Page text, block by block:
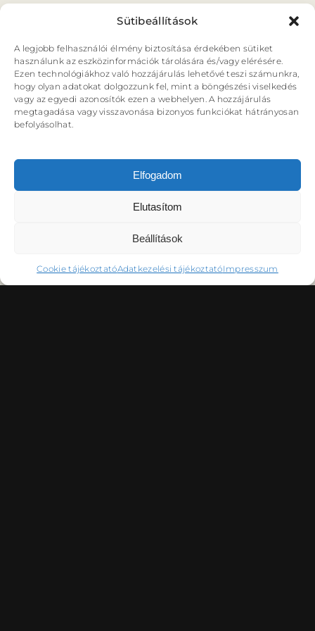
Sütibeállítások
A legjobb felhasználói élmény biztosítása érdekében sütiket
használunk az eszközinformációk tárolására és/vagy elérésére.
Ezen technológiákhoz való hozzájárulás lehetővé teszi számunkra,
hogy olyan adatokat dolgozzunk fel, mint a böngészési viselkedés
vagy az egyedi azonosítók ezen a webhelyen. A hozzájárulás
megtagadása vagy visszavonása bizonyos funkciókat hátrányosan
befolyásolhat.
Elfogadom
Elutasítom
Beállítások
Cookie tájékoztatóAdatkezelési tájékoztatóImpresszum